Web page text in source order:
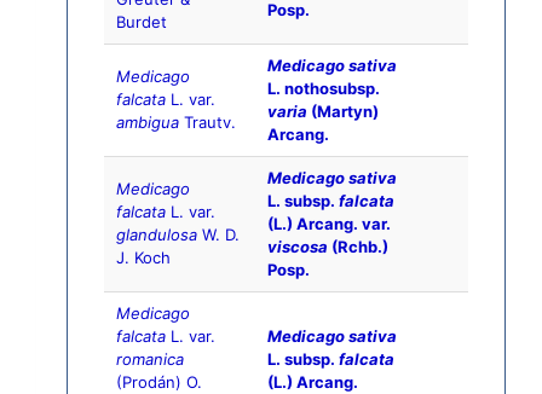
Burdet
Posp.
Medicago
falcata L. var.
ambigua Trautv.
Medicago sativa
L. nothosubsp.
varia (Martyn)
Arcang.
Medicago
falcata L. var.
glandulosa W. D.
J. Koch
Medicago sativa
L. subsp. falcata
(L.) Arcang. var.
viscosa (Rchb.)
Posp.
Medicago
falcata L. var.
romanica
(Prodán) O.
Medicago sativa
L. subsp. falcata
(L.) Arcang.